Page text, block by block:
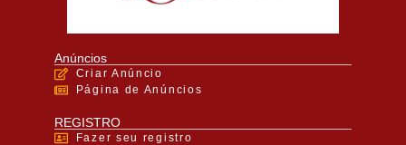
Anúncios
Criar Anúncio
Página de Anúncios
REGISTRO
Fazer seu registro